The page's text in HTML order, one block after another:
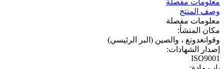
وصف المنتج
معلومات مفصلة
مكان المنشأ:
وقوانغدونغ ، والصين (البر الرئيسي)
إصدار الشهادات:
ISO9001